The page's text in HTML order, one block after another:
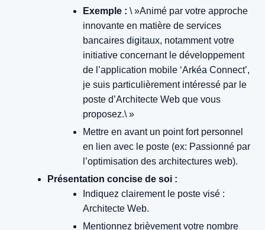
Exemple : \ »Animé par votre approche
innovante en matière de services
bancaires digitaux, notamment votre
initiative concernant le développement
de l’application mobile ‘Arkéa Connect’,
je suis particulièrement intéressé par le
poste d’Architecte Web que vous
proposez.\ »
Mettre en avant un point fort personnel
en lien avec le poste (ex: Passionné par
l’optimisation des architectures web).
Présentation concise de soi :
Indiquez clairement le poste visé :
Architecte Web.
Mentionnez brièvement votre nombre